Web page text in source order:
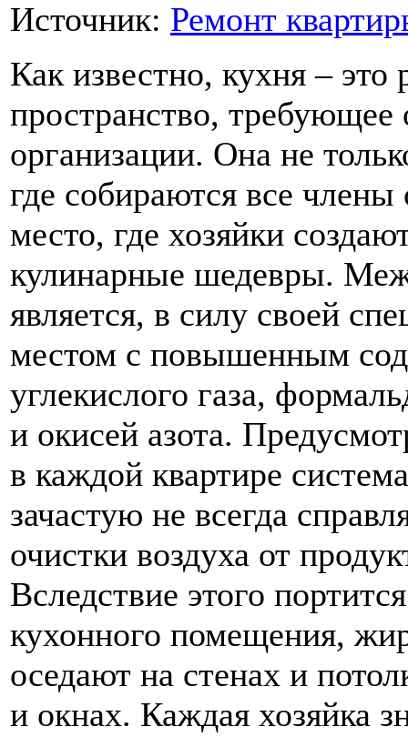
Источник: Ремонт
Как известно, кухня – это
пространство, требующее
организации. Она не
где собираются все
место, где хозяйки
кулинарные шедевры.
является, в силу своей
местом с повышенным
углекислого газа,
и окисей азота.
в каждой квартире
зачастую не всегда
очистки воздуха от
Вследствие этого
кухонного помещения,
оседают на стенах и
и окнах. Каждая хозяйка